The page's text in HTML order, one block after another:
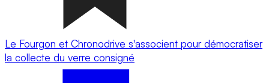
Le Fourgon et Chronodrive s'associent pour démocratiser
la collecte du verre consigné